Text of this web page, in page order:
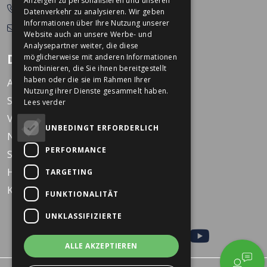
0478-532166
info@dekkerstweewielers.nl
Dekkers Zweiräder
Arbeiten bei Dekkers
Standorte
Veranstaltungen
Nachrichten
Service
Häufig gestellte Fragen
KARO Schulfahrrad
Datenverkehr zu analysieren. Wir geben
Informationen über Ihre Nutzung unserer
Website auch an unsere Werbe- und
Analysepartner weiter, die diese
möglicherweise mit anderen Informationen
kombinieren, die Sie ihnen bereitgestellt
haben oder die sie im Rahmen Ihrer
Nutzung ihrer Dienste gesammelt haben.
Lees verder
UNBEDINGT ERFORDERLICH
PERFORMANCE
TARGETING
FUNKTIONALITÄT
UNKLASSIFIZIERTE
ALLE AKZEPTIEREN